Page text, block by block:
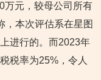
万元，较母公司所有
，本次评估系在星图
进行的。而2023年
税率为25%，令人